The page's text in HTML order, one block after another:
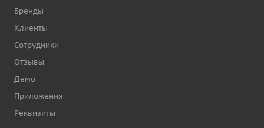
Бренды
Клиенты
Сотрудники
Отзывы
Демо
Приложения
Реквизиты